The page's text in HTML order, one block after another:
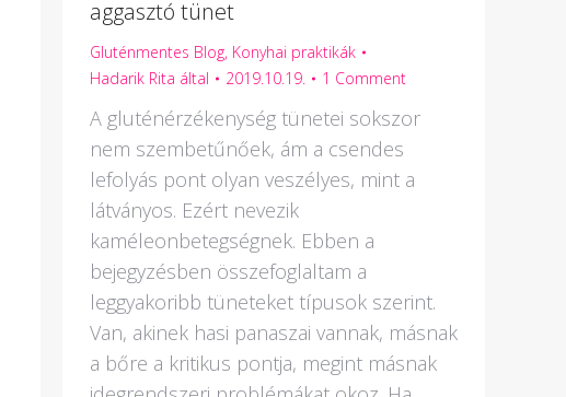
aggasztó tünet
Gluténmentes Blog, Konyhai praktikák
Hadarik Rita által 2019.10.19. 1 Comment
A gluténérzékenység tünetei sokszor
nem szembetűnőek, ám a csendes
lefolyás pont olyan veszélyes, mint a
látványos. Ezért nevezik
kaméleonbetegségnek. Ebben a
bejegyzésben összefoglaltam a
leggyakoribb tüneteket típusok szerint.
Van, akinek hasi panaszai vannak, másnak
a bőre a kritikus pontja, megint másnak